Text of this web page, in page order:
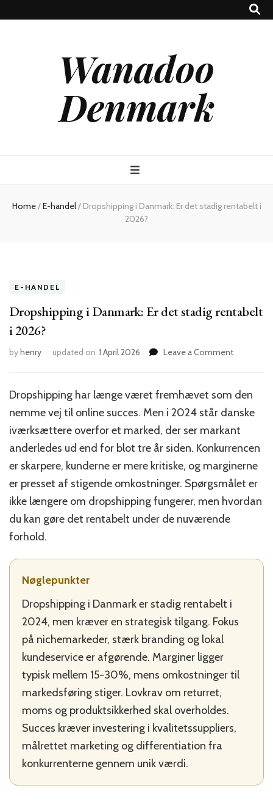
Wanadoo
Denmark
Home/E-handel/ Dropshipping i Danmark: Er det stadig rentabelt i
2026?
E-HANDEL
Dropshipping i Danmark: Er det stadig rentabelt
i 2026?
byhenry updated on 1 April 2026 Leave a Commenton
Danmark:
det
stadig
i
2026?
Dropshipping har længe været fremhævet som den
nemme vej til online succes. Men i 2024 står danske
iværksættere overfor et marked, der ser markant
anderledes ud end for blot tre år siden. Konkurrencen
er skarpere, kunderne er mere kritiske, og marginerne
er presset af stigende omkostninger. Spørgsmålet er
ikke længere om dropshipping fungerer, men hvordan
du kan gøre det rentabelt under de nuværende
forhold.
Nøglepunkter
Dropshipping i Danmark er stadig rentabelt i
2024, men kræver en strategisk tilgang. Fokus
på nichemarkeder, stærk branding og lokal
kundeservice er afgørende. Marginer ligger
typisk mellem 15-30%, mens omkostninger til
markedsføring stiger. Lovkrav om returret,
moms og produktsikkerhed skal overholdes.
Succes kræver investering i kvalitetssuppliers,
målrettet marketing og differentiation fra
konkurrenterne gennem unik værdi.